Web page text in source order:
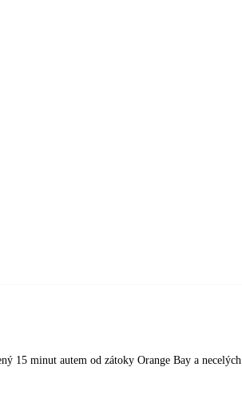
15 minut autem od zátoky Orange Bay a necelých